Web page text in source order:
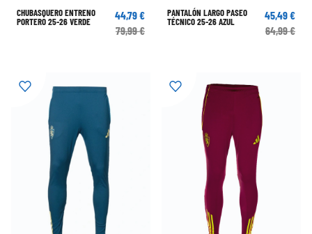
CHUBASQUERO ENTRENO
PORTERO 25-26 VERDE
44,79 €
79,99 €
PANTALÓN LARGO PASEO
TÉCNICO 25-26 AZUL
45,49 €
64,99 €